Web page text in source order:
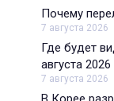
Почему
7 августа 2026
Где будет
августа 2026
7 августа 2026